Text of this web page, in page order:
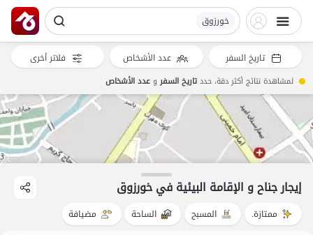
خورزوق
إيجار جناح و الإقامة البيئية في خورزوق
ممتازة. المسبح الساحة مضيافة
تاريخ السفر عدد الأشخاص فلاتر أخرى
لمشاهدة نتائج أكثر دقة، حددتاريخ السفروعدد الأشخاص